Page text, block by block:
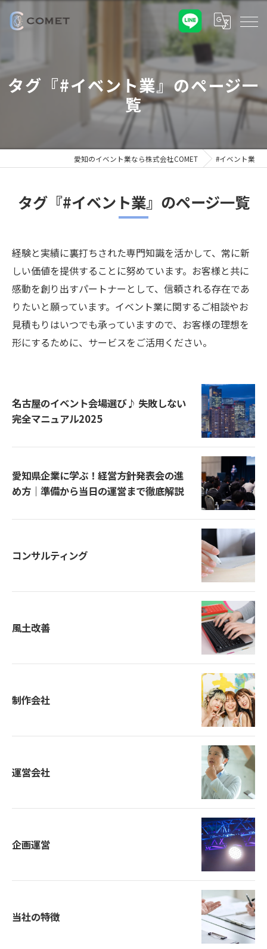
タグ『#イベント業』のページ一
覧
愛知のイベント業なら株式会社COMET #イベント業
タグ『#イベント業』のページ一覧
経験と実績に裏打ちされた専門知識を活かして、常に新
しい価値を提供することに努めています。お客様と共に
感動を創り出すパートナーとして、信頼される存在であ
りたいと願っています。イベント業に関するご相談やお
見積もりはいつでも承っていますので、お客様の理想を
形にするために、サービスをご活用ください。
名古屋のイベント会場選び♪ 失敗しない
完全マニュアル2025
愛知県企業に学ぶ！経営方針発表会の進
め方｜準備から当日の運営まで徹底解説
コンサルティング
風土改善
制作会社
運営会社
企画運営
当社の特徴